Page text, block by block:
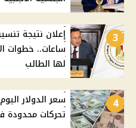
3
ساعات.. خطوات
لها الطالب
4
تحركات محدودة